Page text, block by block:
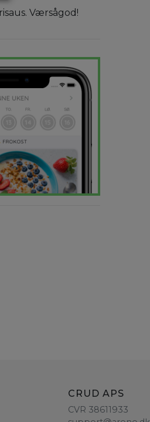
Værsågod!
CRUD APS
CVR 38611933